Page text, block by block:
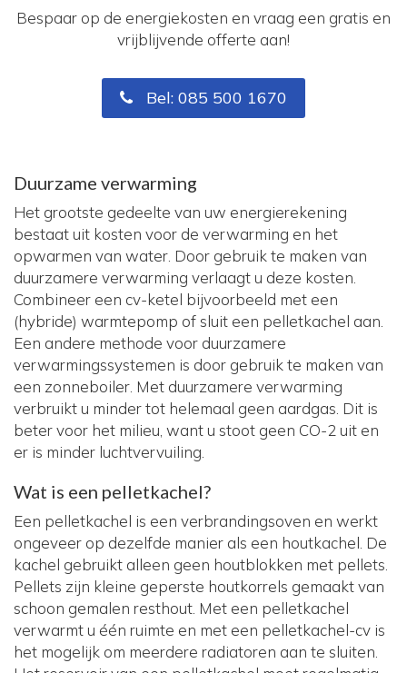
Bespaar op de energiekosten en vraag een gratis en
vrijblijvende offerte aan!
Bel: 085 500 1670
Duurzame verwarming
Het grootste gedeelte van uw energierekening
bestaat uit kosten voor de verwarming en het
opwarmen van water. Door gebruik te maken van
duurzamere verwarming verlaagt u deze kosten.
Combineer een cv-ketel bijvoorbeeld met een
(hybride) warmtepomp of sluit een pelletkachel aan.
Een andere methode voor duurzamere
verwarmingssystemen is door gebruik te maken van
een zonneboiler. Met duurzamere verwarming
verbruikt u minder tot helemaal geen aardgas. Dit is
beter voor het milieu, want u stoot geen CO-2 uit en
er is minder luchtvervuiling.
Wat is een pelletkachel?
Een pelletkachel is een verbrandingsoven en werkt
ongeveer op dezelfde manier als een houtkachel. De
kachel gebruikt alleen geen houtblokken met pellets.
Pellets zijn kleine geperste houtkorrels gemaakt van
schoon gemalen resthout. Met een pelletkachel
verwarmt u één ruimte en met een pelletkachel-cv is
het mogelijk om meerdere radiatoren aan te sluiten.